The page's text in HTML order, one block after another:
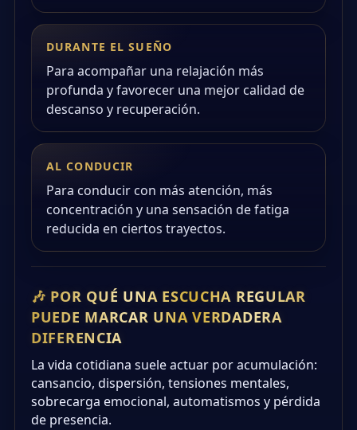
DURANTE EL SUEÑO
Para acompañar una relajación más
profunda y favorecer una mejor calidad de
descanso y recuperación.
AL CONDUCIR
Para conducir con más atención, más
concentración y una sensación de fatiga
reducida en ciertos trayectos.
🎶 POR QUÉ UNA ESCUCHA REGULAR
PUEDE MARCAR UNA VERDADERA
DIFERENCIA
La vida cotidiana suele actuar por acumulación:
cansancio, dispersión, tensiones mentales,
sobrecarga emocional, automatismos y pérdida
de presencia.